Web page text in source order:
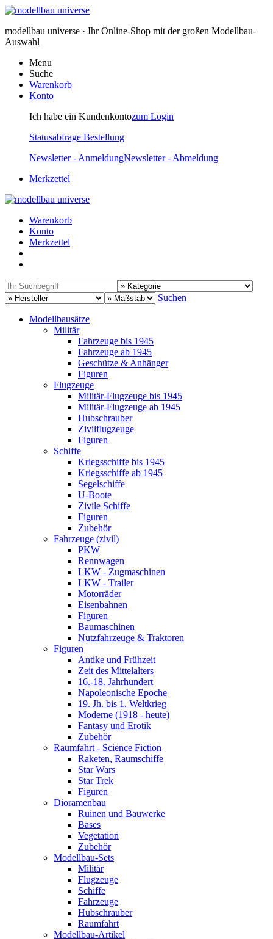
modellbau universe · Ihr Online-Shop mit der großen Modellbau-
Auswahl
Menu
Suche
Warenkorb
Konto
Ich habe ein Kundenkontozum Login
Statusabfrage Bestellung
Newsletter - AnmeldungNewsletter - Abmeldung
Merkzettel
Warenkorb
Konto
Merkzettel
Suchen
Modellbausätze
Militär
Fahrzeuge bis 1945
Fahrzeuge ab 1945
Geschütze & Anhänger
Figuren
Flugzeuge
Militär-Flugzeuge bis 1945
Militär-Flugzeuge ab 1945
Hubschrauber
Zivilflugzeuge
Figuren
Schiffe
Kriegsschiffe bis 1945
Kriegsschiffe ab 1945
Segelschiffe
U-Boote
Zivile Schiffe
Figuren
Zubehör
Fahrzeuge (zivil)
PKW
Rennwagen
LKW - Zugmaschinen
LKW - Trailer
Motorräder
Eisenbahnen
Figuren
Baumaschinen
Nutzfahrzeuge & Traktoren
Figuren
Antike und Frühzeit
Zeit des Mittelalters
16.-18. Jahrhundert
Napoleonische Epoche
19. Jh. bis 1. Weltkrieg
Moderne (1918 - heute)
Fantasy und Erotik
Zubehör
Raumfahrt - Science Fiction
Raketen, Raumschiffe
Star Wars
Star Trek
Figuren
Dioramenbau
Ruinen und Bauwerke
Bases
Vegetation
Zubehör
Modellbau-Sets
Militär
Flugzeuge
Schiffe
Fahrzeuge
Hubschrauber
Raumfahrt
Modellbau-Artikel